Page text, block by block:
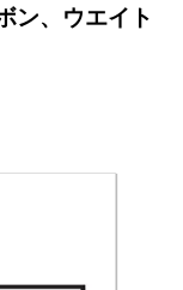
ン、ウエイト